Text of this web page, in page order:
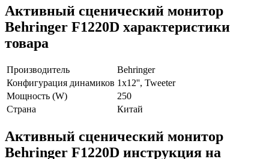
Активный сценический монитор
Behringer F1220D характеристики
товара
Производитель
Behringer
Конфигурация динамиков 1х12'', Tweeter
Мощность (W)
250
Страна
Китай
Активный сценический монитор
Behringer F1220D инструкция на